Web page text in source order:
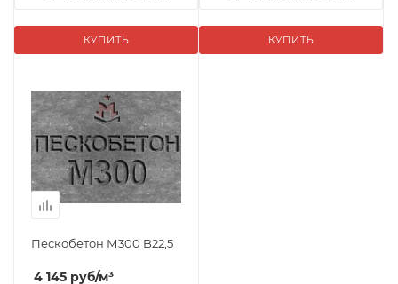
КУПИТЬ КУПИТЬ
Пескобетон М300 B22,5
4 145 руб/м³